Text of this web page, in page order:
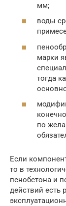
мм;
воды
марки
тогда
по
Если
то в
пенобетона и
действий есть